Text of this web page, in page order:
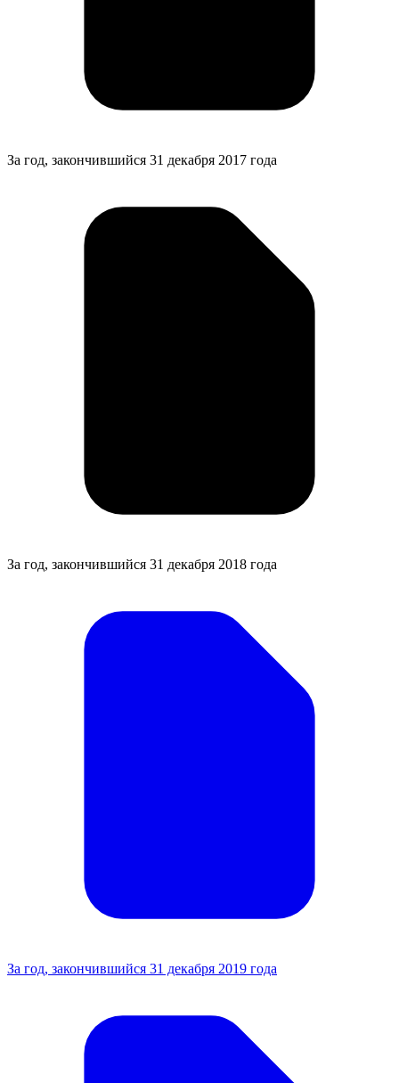
За год, закончившийся 31 декабря 2017 года
За год, закончившийся 31 декабря 2018 года
За год, закончившийся 31 декабря 2019 года